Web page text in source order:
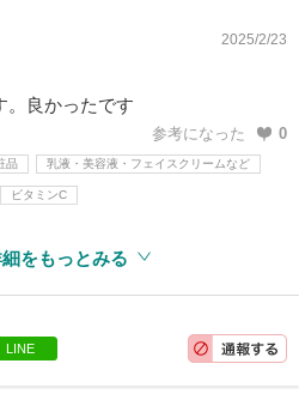
2025/2/23
。良かったです
参考になった 0
品 乳液・美容液・フェイスクリームなど
ビタミンC
をもっとみる
LINE